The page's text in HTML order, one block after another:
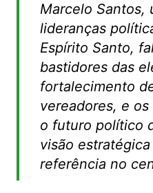
s
A
p
p
e
b
o
o
k
er l
Marcelo Santos,
lideranças
Espírito Santo,
bastidores das
fortalecimento
vereadores, e
o futuro político
visão
referência no